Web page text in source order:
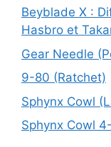
Beyblade X :
Hasbro et
Gear Needle
9-80 (Ratchet)
Sphynx Cowl
Sphynx Cowl